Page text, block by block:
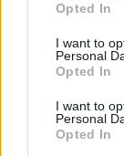
Opted In
I want to
Personal
Opted In
I want to
Personal
Opted In